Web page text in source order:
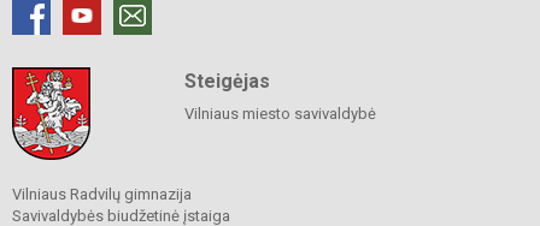
Steigėjas
Vilniaus miesto savivaldybė
Vilniaus Radvilų gimnazija
Savivaldybės biudžetinė įstaiga